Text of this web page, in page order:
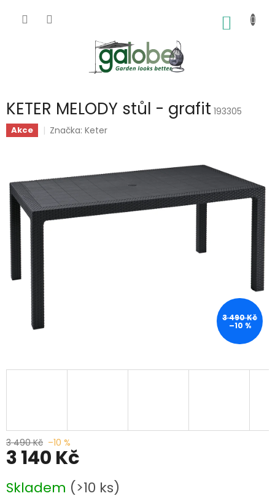
KETER MELODY stůl - grafit 193305
Akce Značka:Keter
3 490 Kč
–10 %
3 490 Kč –10 %
3 140 Kč
cena:
Skladem (>10 ks)